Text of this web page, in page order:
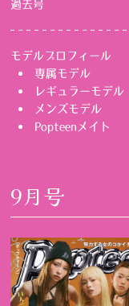
過去号
モデルプロフィール
専属モデル
レギュラーモデル
メンズモデル
Popteenメイト
9月号